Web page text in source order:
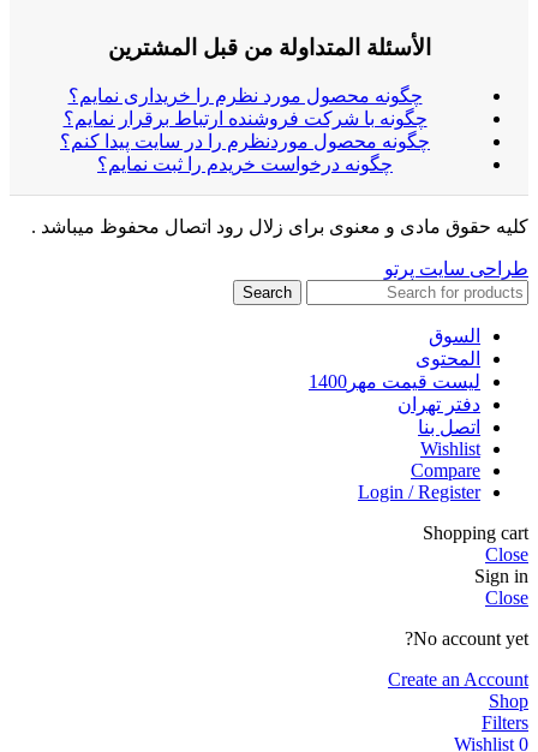
الأسئلة المتداولة من قبل المشترين
چگونه محصول مورد نظرم را خریداری نمایم؟
چگونه با شرکت فروشنده ارتباط برقرار نمایم؟
چگونه محصول موردنظرم را در سایت پیدا کنم؟
چگونه درخواست خریدم را ثبت نمایم؟
کلیه حقوق مادی و معنوی برای زلال رود اتصال محفوظ میباشد .
طراحی سایت پرتو
Search
السوق
المحتوى
لیست قیمت مهر1400
دفتر تهران
اتصل بنا
Wishlist
Compare
Login / Register
Shopping cart
Close
Sign in
Close
No account yet?
Create an Account
Shop
Filters
0
Wishlist